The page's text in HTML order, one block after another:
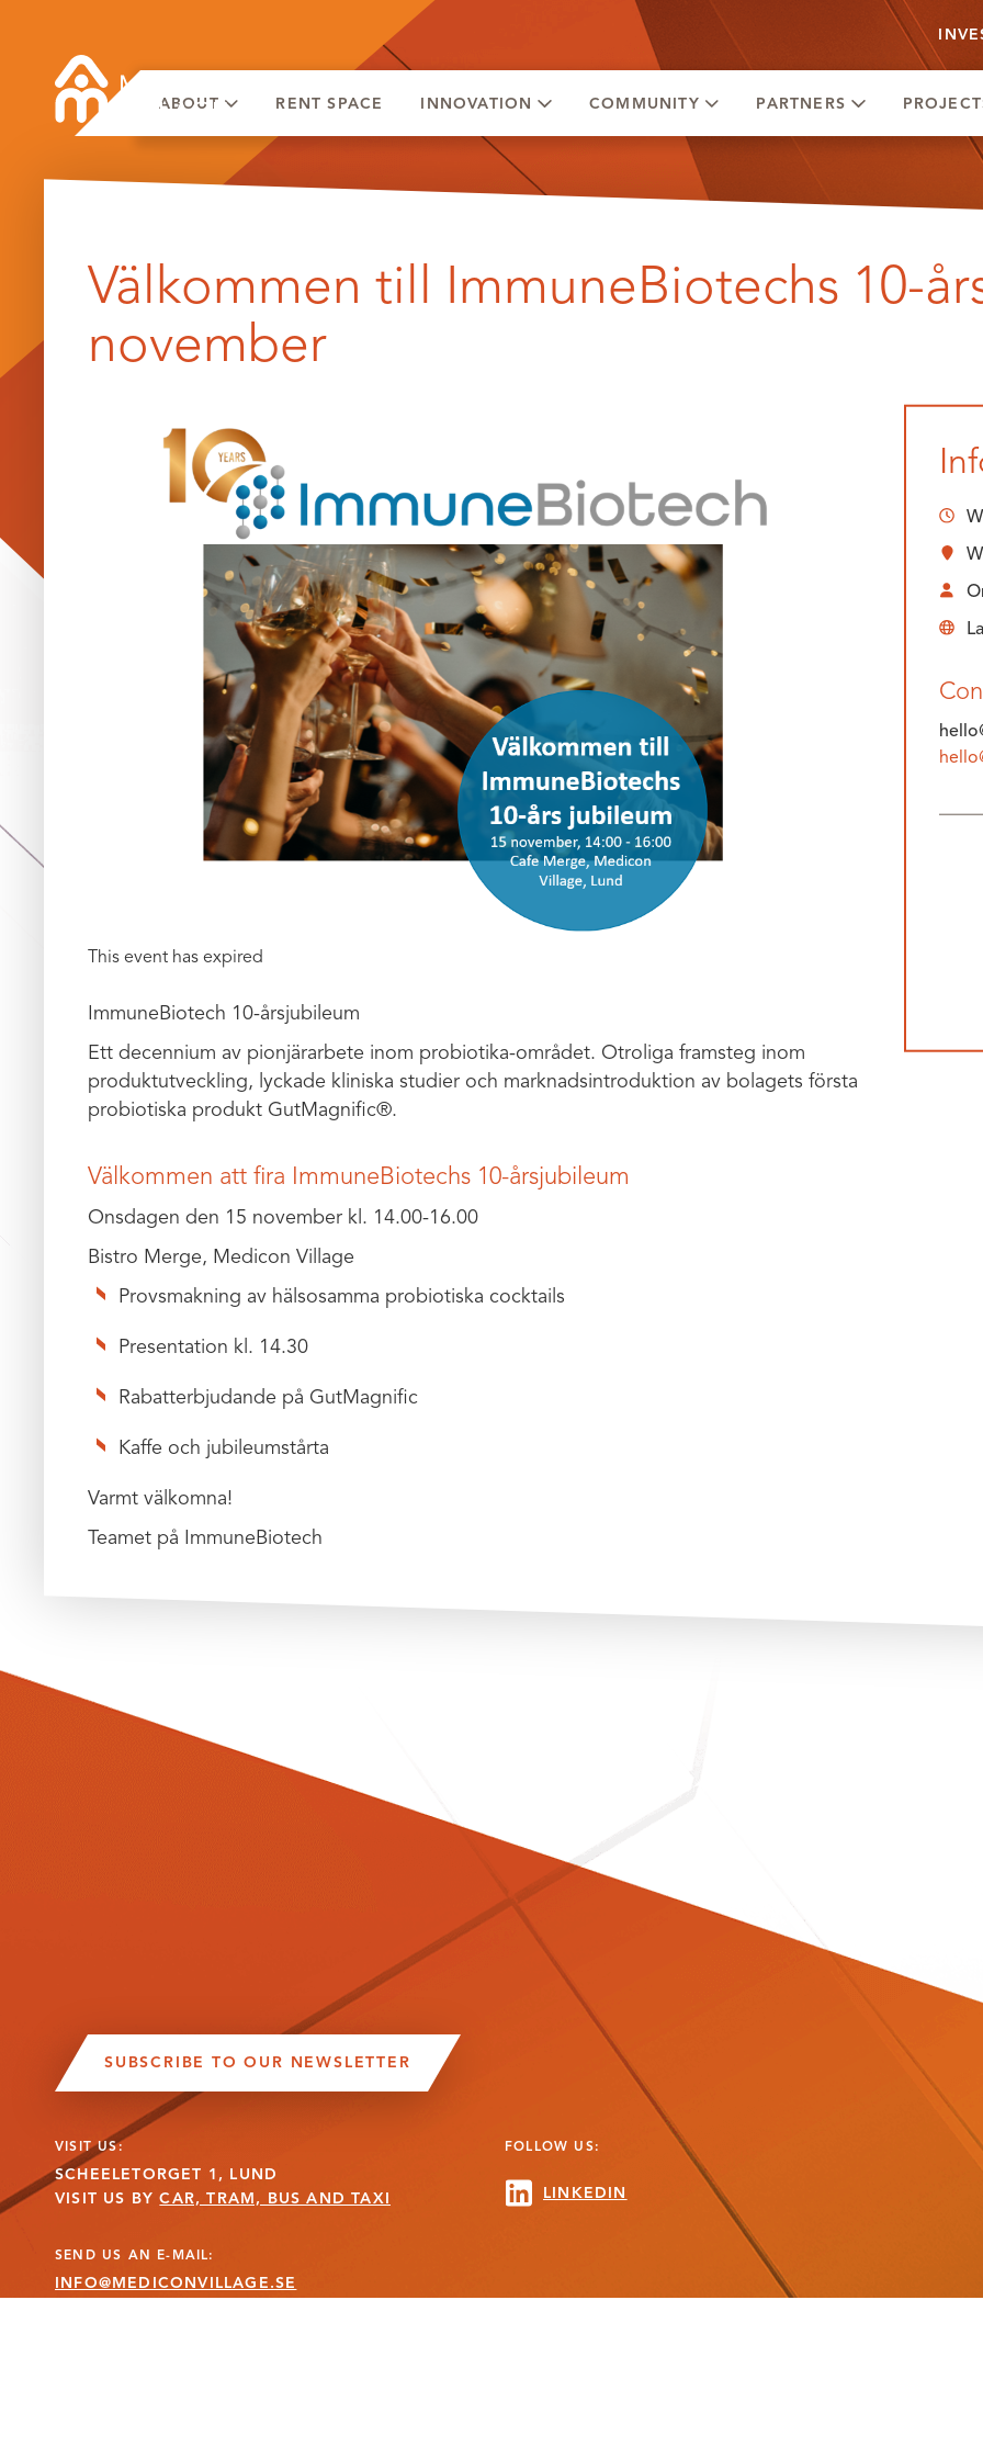
ABOUT RENT SPACE INNOVATION COMMUNITY PARTNERS
Välkommen till ImmuneBiotechs 10-
november
This event has expired
ImmuneBiotech 10-årsjubileum
Ett decennium av pionjärarbete inom probiotika-området. Otroliga framsteg inom
produktutveckling, lyckade kliniska studier och marknadsintroduktion av bolagets första
probiotiska produkt GutMagnific®.
Välkommen att fira ImmuneBiotechs 10-årsjubileum
Onsdagen den 15 november kl. 14.00-16.00
Bistro Merge, Medicon Village
Provsmakning av hälsosamma probiotiska cocktails
Presentation kl. 14.30
Rabatterbjudande på GutMagnific
Kaffe och jubileumstårta
Varmt välkomna!
Teamet på ImmuneBiotech
SUBSCRIBE TO OUR NEWSLETTER
VISIT US:
SCHEELETORGET 1, LUND
VISIT US BYCAR, TRAM, BUS AND TAXI
SEND US AN E-MAIL:
INFO@MEDICONVILLAGE.SE
FOLLOW US:
LINKEDIN